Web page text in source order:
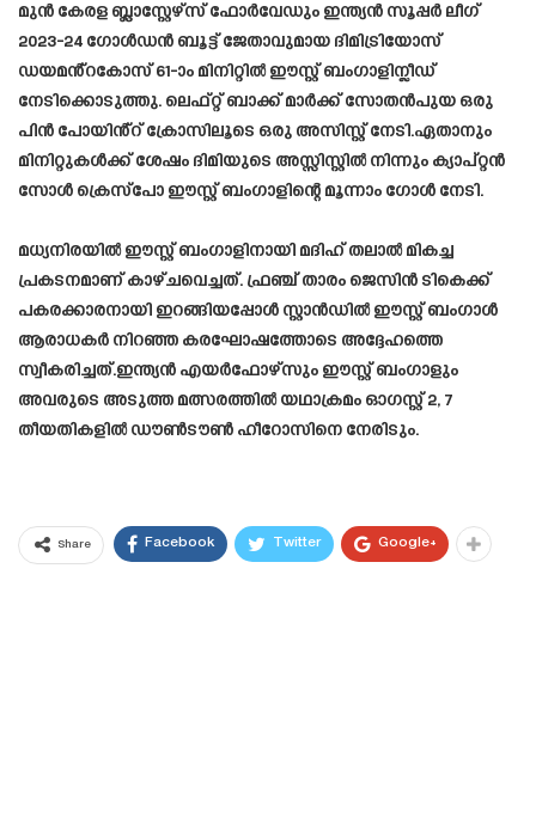
മുൻ കേരള ബ്ലാസ്റ്റേഴ്‌സ് ഫോർവേഡും ഇന്ത്യൻ സൂപ്പർ ലീഗ്
2023-24 ഗോൾഡൻ ബൂട്ട് ജേതാവുമായ ദിമിട്രിയോസ്
ഡയമൻ്റകോസ് 61-ാം മിനിറ്റിൽ ഈസ്റ്റ് ബംഗാളിന്ലീഡ്
നേടിക്കൊടുത്തു. ലെഫ്റ്റ് ബാക്ക് മാർക്ക് സോതൻപുയ ഒരു
പിൻ പോയിൻ്റ് ക്രോസിലൂടെ ഒരു അസിസ്റ്റ് നേടി.ഏതാനും
മിനിറ്റുകൾക്ക് ശേഷം ദിമിയുടെ അസ്സിസ്റ്റിൽ നിന്നും ക്യാപ്റ്റൻ
സോൾ ക്രെസ്‌പോ ഈസ്റ്റ് ബംഗാളിന്റെ മൂന്നാം ഗോൾ നേടി.
മധ്യനിരയിൽ ഈസ്റ്റ് ബംഗാളിനായി മദിഹ് തലാൽ മികച്ച
പ്രകടനമാണ് കാഴ്ചവെച്ചത്. ഫ്രഞ്ച് താരം ജെസിൻ ടികെക്ക്
പകരക്കാരനായി ഇറങ്ങിയപ്പോൾ സ്റ്റാൻഡിൽ ഈസ്റ്റ് ബംഗാൾ
ആരാധകർ നിറഞ്ഞ കരഘോഷത്തോടെ അദ്ദേഹത്തെ
സ്വീകരിച്ചത്.ഇന്ത്യൻ എയർഫോഴ്‌സും ഈസ്റ്റ് ബംഗാളും
അവരുടെ അടുത്ത മത്സരത്തിൽ യഥാക്രമം ഓഗസ്റ്റ് 2, 7
തീയതികളിൽ ഡൗൺടൗൺ ഹീറോസിനെ നേരിടും.
Share Facebook Twitter Google+